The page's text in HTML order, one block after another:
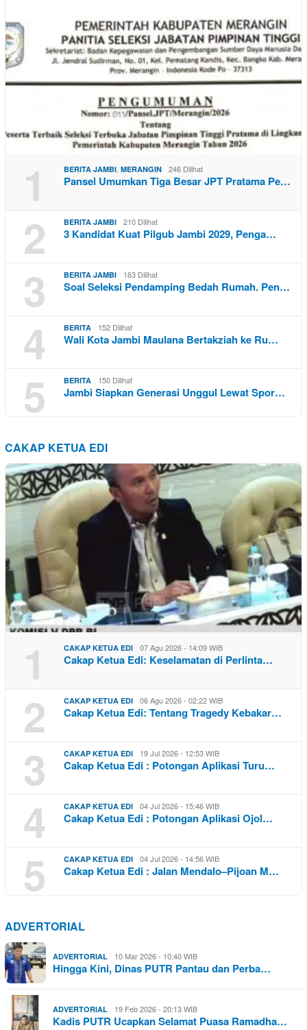
1 BERITA JAMBI, MERANGIN 246 Dilihat
Pansel Umumkan Tiga Besar JPT Pratama Pe…
2 BERITA JAMBI 210 Dilihat
3 Kandidat Kuat Pilgub Jambi 2029, Penga…
3 BERITA JAMBI 163 Dilihat
Soal Seleksi Pendamping Bedah Rumah. Pen…
4 BERITA 152 Dilihat
Wali Kota Jambi Maulana Bertakziah ke Ru…
5 BERITA 150 Dilihat
Jambi Siapkan Generasi Unggul Lewat Spor…
CAKAP KETUA EDI
1 CAKAP KETUA EDI 07 Agu 2026 - 14:09 WIB
Cakap Ketua Edi: Keselamatan di Perlinta…
2 CAKAP KETUA EDI 06 Agu 2026 - 02:22 WIB
Cakap Ketua Edi: Tentang Tragedy Kebakar…
3 CAKAP KETUA EDI 19 Jul 2026 - 12:53 WIB
Cakap Ketua Edi : Potongan Aplikasi Turu…
4 CAKAP KETUA EDI 04 Jul 2026 - 15:46 WIB
Cakap Ketua Edi : Potongan Aplikasi Ojol…
5 CAKAP KETUA EDI 04 Jul 2026 - 14:56 WIB
Cakap Ketua Edi : Jalan Mendalo–Pijoan M…
ADVERTORIAL
ADVERTORIAL 10 Mar 2026 - 10:40 WIB
Hingga Kini, Dinas PUTR Pantau dan Perba…
ADVERTORIAL 19 Feb 2026 - 20:13 WIB
Kadis PUTR Ucapkan Selamat Puasa Ramadha…